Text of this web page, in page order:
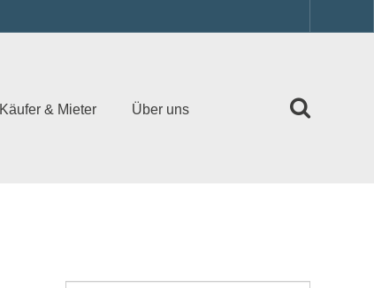
Käufer & Mieter Über uns